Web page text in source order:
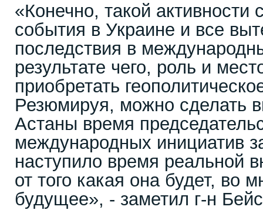
«Конечно, такой активности
события в Украине и все
последствия в
результате чего, роль и
приобретать
Резюмируя, можно сделать
Астаны время
международных инициатив
наступило время реальной
от того какая она будет, во
будущее», - заметил г-н